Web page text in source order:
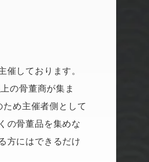
しております。
の骨董商が集ま
め主催者側として
の骨董品を集めな
方にはできるだけ